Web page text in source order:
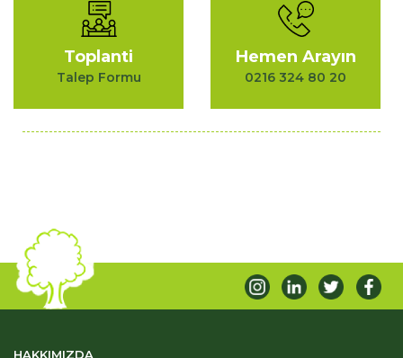
Toplanti
Talep Formu
Hemen Arayın
0216 324 80 20
HAKKIMIZDA